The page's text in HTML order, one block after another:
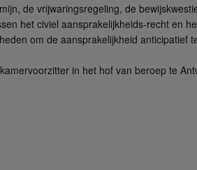
de vrijwaringsregeling, de
het civiel aansprakelijkheids-recht en
om de aansprakelijkheid anticipatief
in het hof van beroep te